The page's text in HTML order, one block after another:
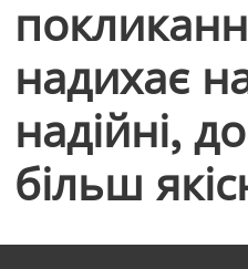
надихає
надійні,
більш